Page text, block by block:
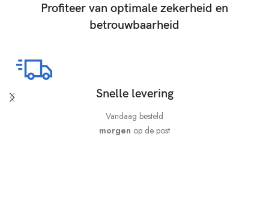
Profiteer van optimale zekerheid en
betrouwbaarheid
Snelle levering
Vandaag besteld
morgen op de post